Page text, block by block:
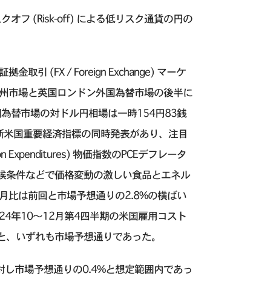
オフ (Risk-off) による低リスク通貨の円の
拠金取引 (FX / Foreign Exchange) マーケ
市場と英国ロンドン外国為替市場の後半に
替市場の対ドル円相場は一時154円83銭
国重要経済指標の同時発表があり、注目
Expenditures) 物価指数のPCEデフレータ
件などで価格変動の激しい食品とエネル
比は前回と市場予想通りの2.8%の横ばい
年10〜12月第4四半期の米国雇用コスト
いずれも市場予想通りであった。
市場予想通りの0.4%と想定範囲内であっ